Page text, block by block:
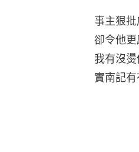
事主狠
卻令他
我有沒
實南記